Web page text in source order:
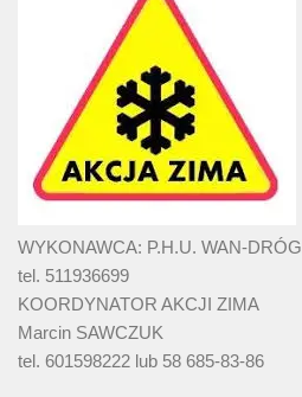
WYKONAWCA: P.H.U. WAN-DRÓG
tel. 511936699
KOORDYNATOR AKCJI ZIMA
Marcin SAWCZUK
tel. 601598222 lub 58 685-83-86